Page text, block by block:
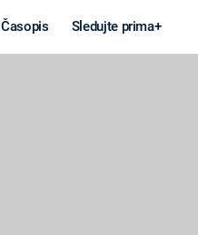
Časopis Sledujte prima+